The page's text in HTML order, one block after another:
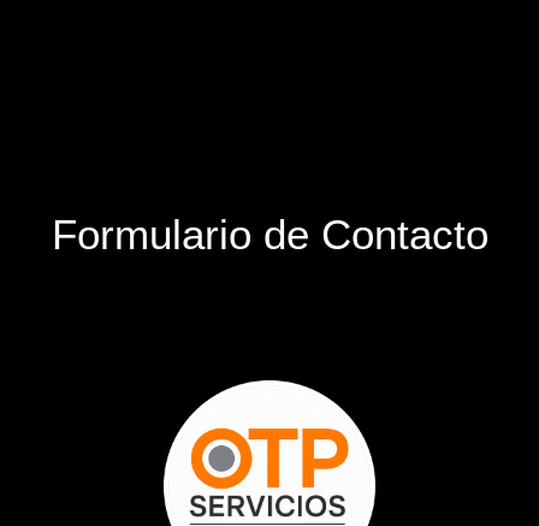
Formulario de Contacto